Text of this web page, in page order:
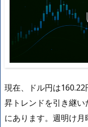
現在、ドル円は
昇トレンドを引き継い
にあります。週明け